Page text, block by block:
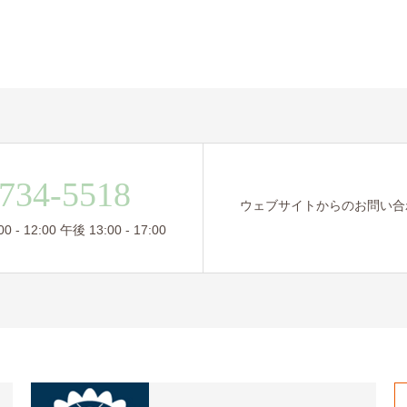
5518
- 12:00 午後 13:00 - 17:00
ウェブサイトからのお問い